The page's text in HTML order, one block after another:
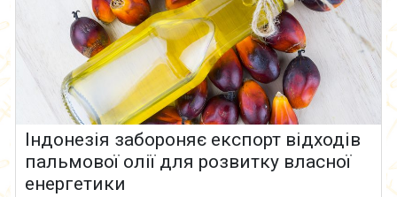
Індонезія забороняє експорт відходів
пальмової олії для розвитку власної
енергетики